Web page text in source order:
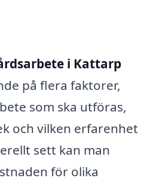
i Kattarp
på flera faktorer,
som ska utföras,
och vilken erfarenhet
sett kan man
för olika